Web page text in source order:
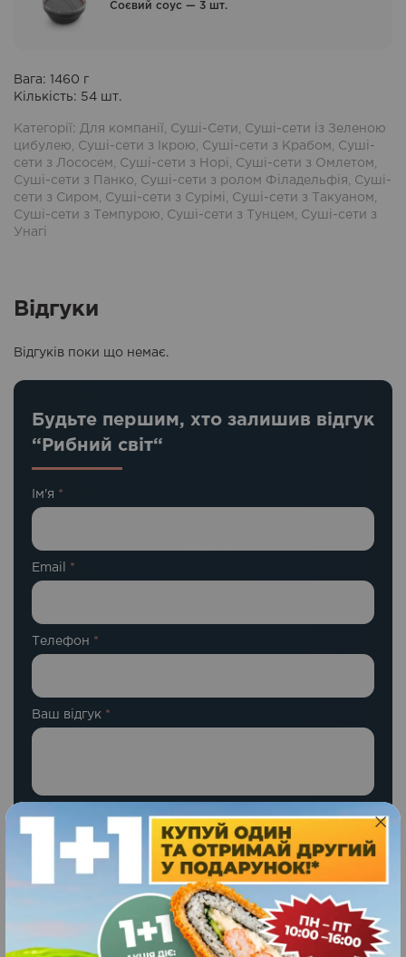
Соєвий соус — 3 шт.
Вага: 1460 г
Кількість: 54 шт.
Категорії: Для компанії Суші-Сети
Суші-сети із Зеленою
цибулею
Суші-сети з Ікрою Суші-сети з Крабом
Суші-
сети з Лососем
Суші-сети з Норі Суші-сети з Омлетом
Суші-сети з Панко
Суші-сети з ролом Філадельфія
Суші-
сети з Сиром
Суші-сети з Сурімі Суші-сети з Такуаном
Суші-сети з Темпурою
Суші-сети з Тунцем
Суші-сети з
Унагі
Відгуки
Відгуків поки що немає.
Будьте першим, хто залишив відгук
“Рибний світ“
Ім'я *
Email *
Телефон *
Ваша оцінка
Ваш відгук *